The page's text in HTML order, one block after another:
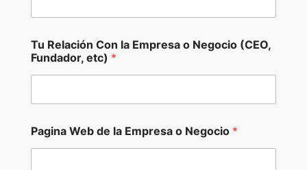
Tu Relación Con la Empresa o Negocio (CEO,
Fundador, etc) *
Pagina Web de la Empresa o Negocio *